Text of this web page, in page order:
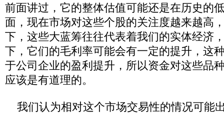
前面讲过，它的整体估值可能还是在历史的
面，现在市场对这些个股的关注度越来越高
下，这些大蓝筹往往代表着我们的实体经济
下，它们的毛利率可能会有一定的提升，这
于公司企业的盈利提升，所以资金对这些品
应该是有道理的。
我们认为相对这个市场交易性的情况可能